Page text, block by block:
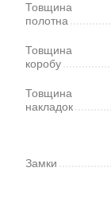
Товщина
полотна
Товщина
коробу
Товщина
накладок
Замки